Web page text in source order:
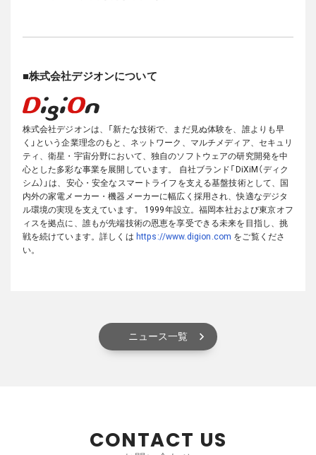
■株式会社デジオンについて
株式会社デジオンは、「新たな技術で、まだ見ぬ体験を、誰よりも早
く」という企業理念のもと、ネットワーク、マルチメディア、セキュリ
ティ、衛星・宇宙分野において、独自のソフトウェアの研究開発を中
心とした多彩な事業を展開しています。
自社ブランド「DiXiM（ディク
シム）」は、安心・安全なスマートライフを支える基盤技術として、国
内外の家電メーカー・機器メーカーに幅広く採用され、快適なデジタ
ル環境の実現を支えています。
1999年設立。福岡本社および東京オフ
ィスを拠点に、誰もが先端技術の恩恵を享受できる未来を目指し、挑
戦を続けています。詳しくは https://www.digion.com をご覧くださ
い。
ニュース一覧
CONTACT US